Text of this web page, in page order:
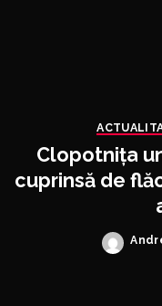
Clopotnița
cuprinsă de